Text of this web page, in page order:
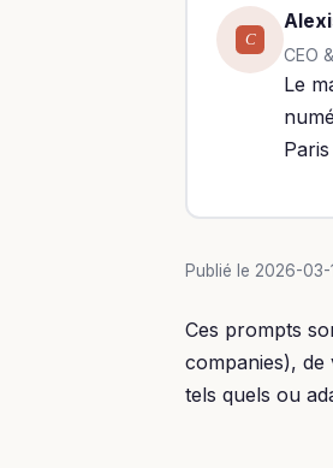
C
CEO
Le
Publié le 2026-03-
Ces prompts
companies),
tels quels ou